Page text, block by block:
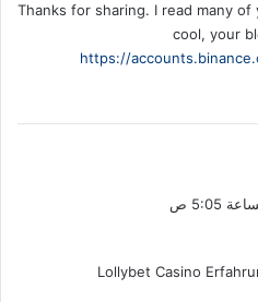
Thanks for sharing. I read many
cool, your
https://
Lollybet Casino